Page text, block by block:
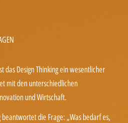
das Design Thinking ein wesentlicher
mit den unterschiedlichen
und Wirtschaft.
beantwortet die Frage: „Was bedarf es,